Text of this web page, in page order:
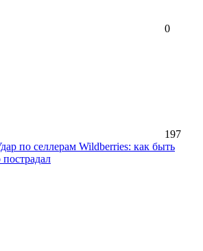
0
197
по селлерам Wildberries: как быть
пострадал